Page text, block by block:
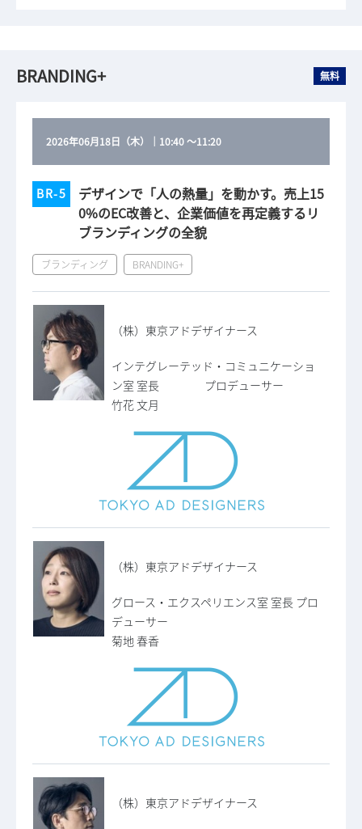
BRANDING+ 無料
2026年06月18日（木） 10:40～11:20
BR-5
デザインで「人の熱量」を動かす。売上15
0%のEC改善と、企業価値を再定義するリ
ブランディングの全貌
ブランディング BRANDING+
（株）東京アドデザイナース
インテグレーテッド・コミュニケーショ
ン室 室長 プロデューサー
竹花 文月
（株）東京アドデザイナース
グロース・エクスペリエンス室 室長 プロ
デューサー
菊地 春香
（株）東京アドデザイナース